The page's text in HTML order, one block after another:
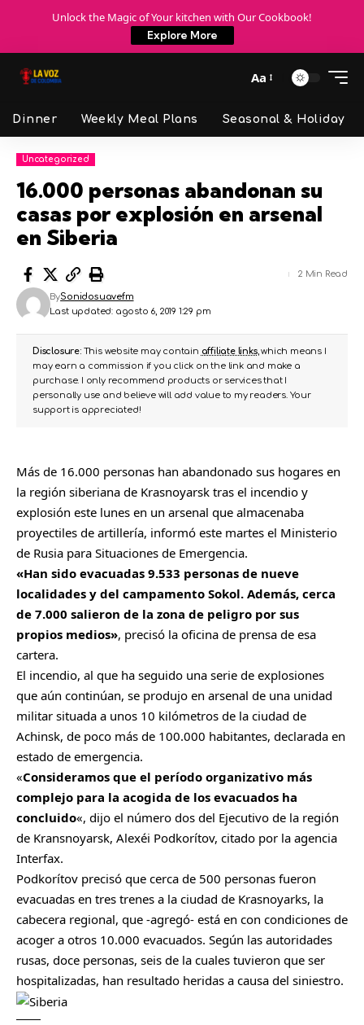
Unlock the Magic of Your kitchen with Our Cookbook!
Explore More
Aa
Dinner Weekly Meal Plans Seasonal & Holiday
Uncategorized
16.000 personas abandonan su
casas por explosión en arsenal
en Siberia
Last updated: agosto 6, 2019 1:29 pm
BySonidosuavefm
2 Min Read
Disclosure:This website may contain affiliate links, which means I
may earn a commission if you click on the link and make a
purchase. I only recommend products or services that I
personally use and believe will add value to my readers. Your
support is appreciated!
Más de 16.000 personas han abandonado sus hogares en
la región siberiana de Krasnoyarsk tras el incendio y
explosión este lunes en un arsenal que almacenaba
proyectiles de artillería, informó este martes el Ministerio
de Rusia para Situaciones de Emergencia.
«Han sido evacuadas 9.533 personas de nueve
localidades y del campamento Sokol. Además, cerca
de 7.000 salieron de la zona de peligro por sus
propios medios», precisó la oficina de prensa de esa
cartera.
El incendio, al que ha seguido una serie de explosiones
que aún continúan, se produjo en arsenal de una unidad
militar situada a unos 10 kilómetros de la ciudad de
Achinsk, de poco más de 100.000 habitantes, declarada en
estado de emergencia.
«Consideramos que el período organizativo más
complejo para la acogida de los evacuados ha
concluido«, dijo el número dos del Ejecutivo de la región
de Kransnoyarsk, Alexéi Podkorítov, citado por la agencia
Interfax.
Podkorítov precisó que cerca de 500 personas fueron
evacuadas en tres trenes a la ciudad de Krasnoyarks, la
cabecera regional, que -agregó- está en con condiciones de
acoger a otros 10.000 evacuados. Según las autoridades
rusas, doce personas, seis de la cuales tuvieron que ser
hospitalizadas, han resultado heridas a causa del siniestro.